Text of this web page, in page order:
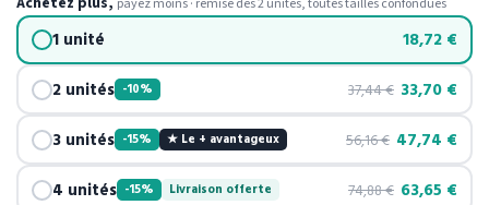
payez moins · remise dès 2 unités, toutes tailles confondues
1 unité 18,72 €
2 unités -10% 37,44€ 33,70 €
3 unités -15% ★ Le + avantageux 56,16€ 47,74 €
4 unités -15% Livraison offerte 74,88€ 63,65 €